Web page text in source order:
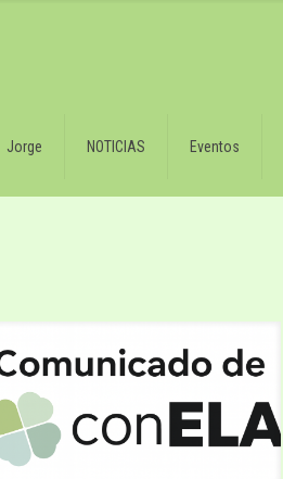
Jorge NOTICIAS Eventos